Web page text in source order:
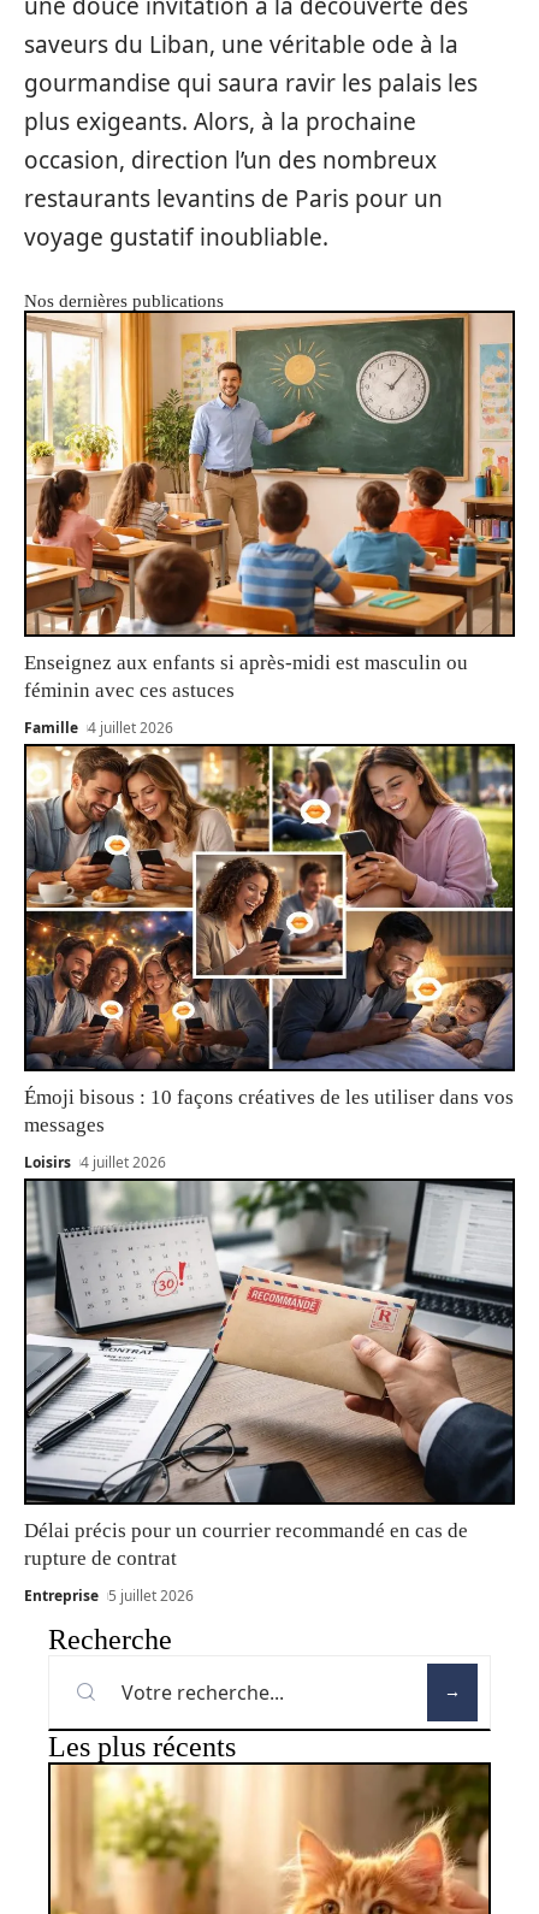
saveurs du Liban, une véritable ode à la
gourmandise qui saura ravir les palais les
plus exigeants. Alors, à la prochaine
occasion, direction l’un des nombreux
restaurants levantins de Paris pour un
voyage gustatif inoubliable.
Nos dernières publications
Enseignez aux enfants si après-midi est masculin ou
féminin avec ces astuces
Famille 4 juillet 2026
Émoji bisous : 10 façons créatives de les utiliser dans vos
messages
Loisirs 4 juillet 2026
Délai précis pour un courrier recommandé en cas de
rupture de contrat
Entreprise 5 juillet 2026
Recherche
Les plus récents